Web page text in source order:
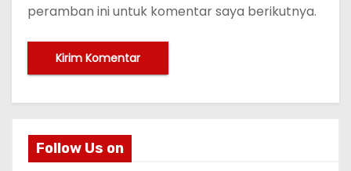
peramban ini untuk komentar saya berikutnya.
Follow Us on